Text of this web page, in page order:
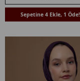
Sepetine 4 Ekle, 1